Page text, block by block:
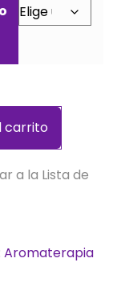
carrito
a la Lista de
Aromaterapia